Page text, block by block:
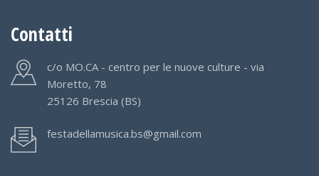
Contatti
c/o MO.CA - centro per le nuove culture - via
Moretto, 78
25126 Brescia (BS)
festadellamusica.bs@gmail.com